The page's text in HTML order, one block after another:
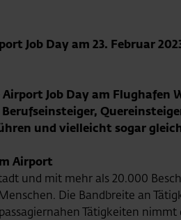
Job Day am 23. Februar
Job Day am
und vielleicht sogar
Airport
und mit mehr als 20.000
Die Bandbreite an
Tätigkeiten